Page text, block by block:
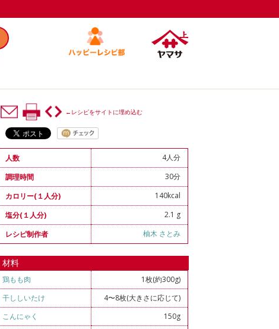
←レシピをサイトに埋め込む
人数
4人分
調理時間
30分
カロリー(１人分)
140kcal
塩分(１人分)
2.1 g
レシピ制作者
柚木 さとみ
材料
鶏もも肉
1枚(約300g)
干ししいたけ
4〜8枚(大きさに応じて)
こんにゃく
150g